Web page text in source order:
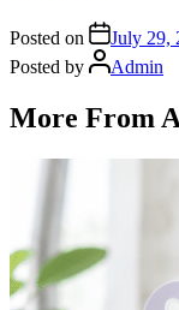
Posted on July 29,
Posted by
Admin
More From